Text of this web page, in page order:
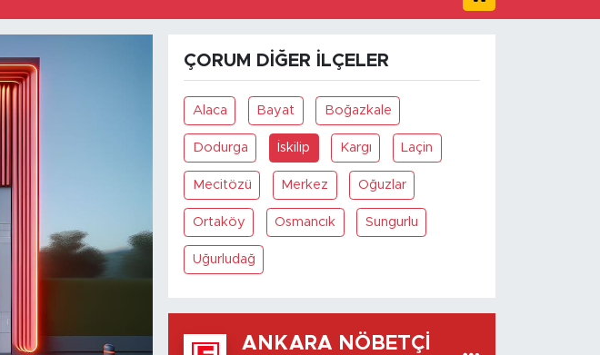
G.ALTIN 6862,09000
%0
ÇORUM DIĞER İLÇELER
Alaca Bayat Boğazkale
Dodurga İskilip Kargı Laçin
Mecitözü Merkez Oğuzlar
Ortaköy Osmancık Sungurlu
Uğurludağ
ANKARA NÖBETÇI